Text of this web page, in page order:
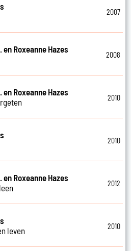
2007
en Roxeanne Hazes
2008
en Roxeanne Hazes
2010
2010
en Roxeanne Hazes
2012
leven
2010